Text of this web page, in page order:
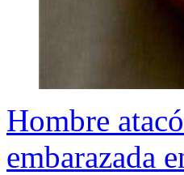
Hombre
embarazada